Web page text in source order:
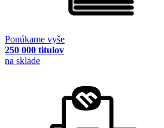
Ponúkame vyše
250 000 titulov
na sklade